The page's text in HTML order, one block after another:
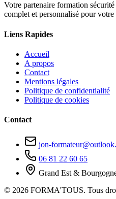
Votre partenaire formation
complet et personnalisé pour
Liens Rapides
Accueil
A propos
Contact
Mentions légales
Politique de confidentialité
Politique de cookies
Contact
jon-
06 81 22 60 65
Grand Est &
© 2026 FORMA'TOUS. Tous